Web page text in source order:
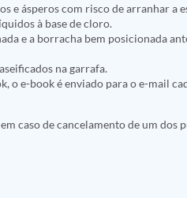
e ásperos com risco de arranhar a
à base de cloro.
e a borracha bem posicionada
na garrafa.
o e-book é enviado para o e-mail
caso de cancelamento de um dos